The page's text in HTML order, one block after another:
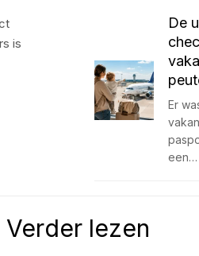
is
De
Er
een…
Verder lezen